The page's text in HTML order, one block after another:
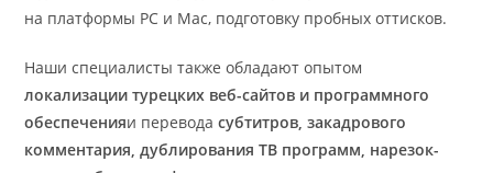
на платформы PC и Mac, подготовку пробных оттисков.
Наши специалисты также обладают опытом
локализации турецких веб-сайтов и программного
обеспеченияи переводасубтитров, закадрового
комментария , дублирования ТВ программ, нарезок-